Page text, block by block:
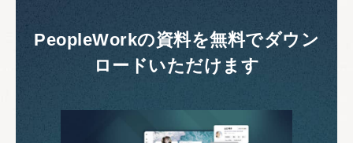
PeopleWorkの資料を無料でダウン
ロードいただけます